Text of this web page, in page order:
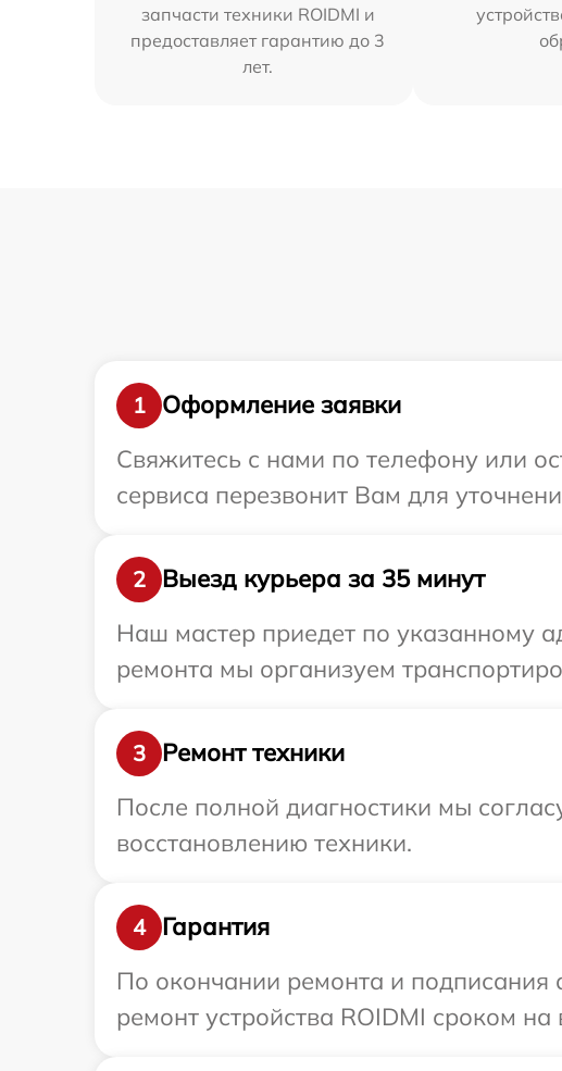
запчасти техники ROIDMI и
предоставляет гарантию до 3
лет.
1
Оформление заявки
Свяжитесь с нами по телефону или
сервиса перезвонит Вам для
2
Выезд курьера за 35 минут
Наш мастер приедет по указанному
ремонта мы организуем
3
Ремонт техники
После полной диагностики мы
восстановлению техники.
4
Гарантия
По окончании ремонта и
ремонт устройства ROIDMI сроком